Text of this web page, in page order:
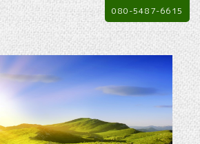
080-5487-6615